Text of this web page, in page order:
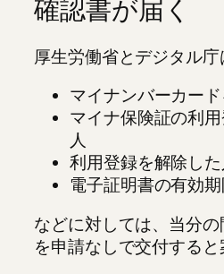
確認書が届く
厚生労働省とデジタル庁
マイナンバーカー
マイナ保険証の利
人
利用登録を解除した
電子証明書の有効
などに対しては、当分の
を申請なしで交付する